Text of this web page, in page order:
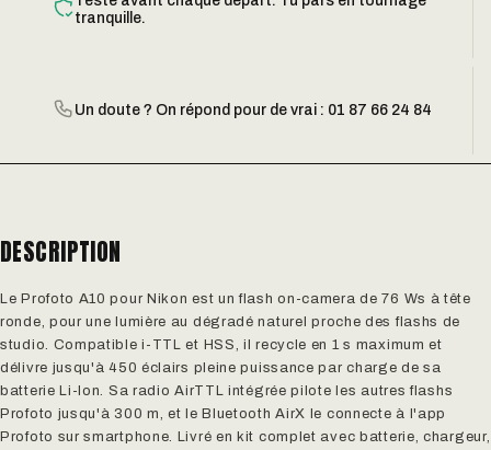
tranquille.
Un doute ? On répond pour de vrai : 01 87 66 24 84
DESCRIPTION
Le Profoto A10 pour Nikon est un flash on-camera de 76 Ws à tête
ronde, pour une lumière au dégradé naturel proche des flashs de
studio. Compatible i-TTL et HSS, il recycle en 1 s maximum et
délivre jusqu'à 450 éclairs pleine puissance par charge de sa
batterie Li-Ion. Sa radio AirTTL intégrée pilote les autres flashs
Profoto jusqu'à 300 m, et le Bluetooth AirX le connecte à l'app
Profoto sur smartphone. Livré en kit complet avec batterie, chargeur,